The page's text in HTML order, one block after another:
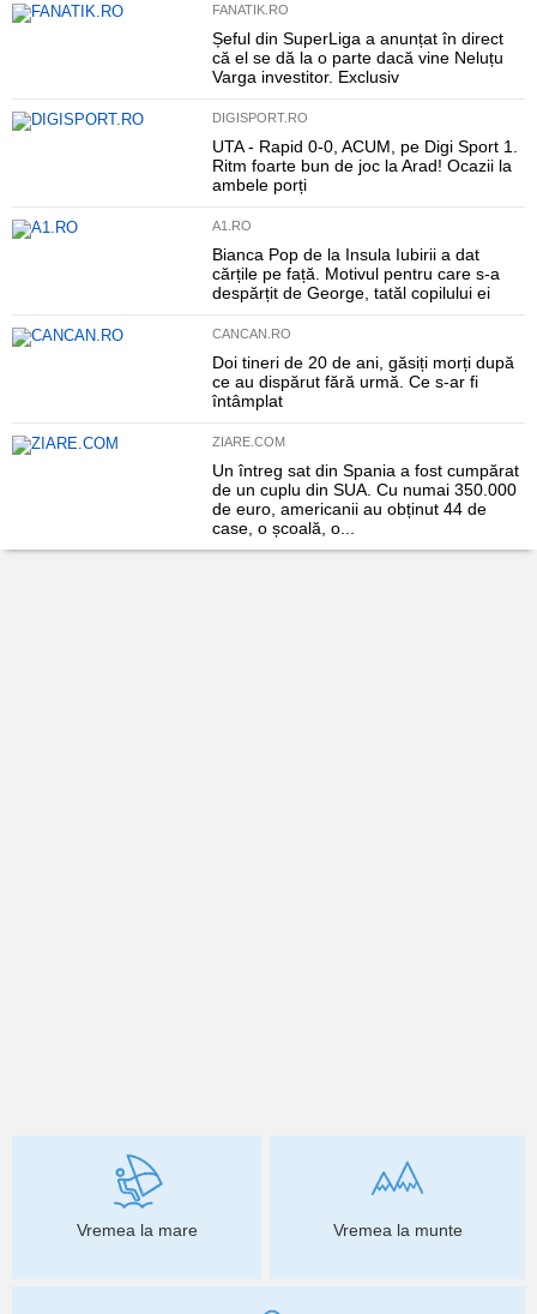
FANATIK.RO
Șeful din SuperLiga a anunțat în direct
că el se dă la o parte dacă vine Neluțu
Varga investitor. Exclusiv
DIGISPORT.RO
UTA - Rapid 0-0, ACUM, pe Digi Sport 1.
Ritm foarte bun de joc la Arad! Ocazii la
ambele porți
A1.RO
Bianca Pop de la Insula Iubirii a dat
cărțile pe față. Motivul pentru care s-a
despărțit de George, tatăl copilului ei
CANCAN.RO
Doi tineri de 20 de ani, găsiți morți după
ce au dispărut fără urmă. Ce s-ar fi
întâmplat
ZIARE.COM
Un întreg sat din Spania a fost cumpărat
de un cuplu din SUA. Cu numai 350.000
de euro, americanii au obținut 44 de
case, o școală, o...
Vremea la mare Vremea la munte